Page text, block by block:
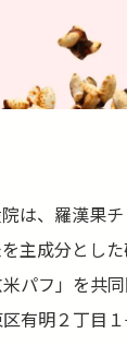
は、羅漢果
主成分とし
パフ」を共
有明２丁目